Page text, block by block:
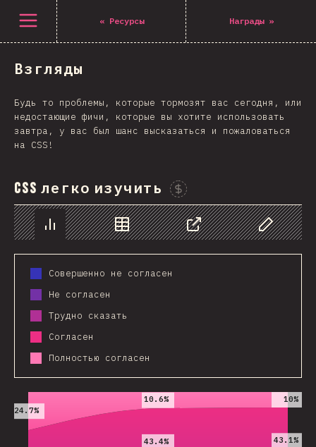
Открыть меню « Ресурсы Награды»
Взгляды
Будь то проблемы, которые тормозят вас сегодня, или
недостающие фичи, которые вы хотите использовать
завтра, у вас был шанс высказаться и пожаловаться
на CSS!
CSS легко изучить
График Данные Поделиться Изменить
Совершенно не согласен
Не согласен
Трудно сказать
Согласен
Полностью согласен
2019 2020 2021
43.4% 43.1%
24.7%
10.6% 10%